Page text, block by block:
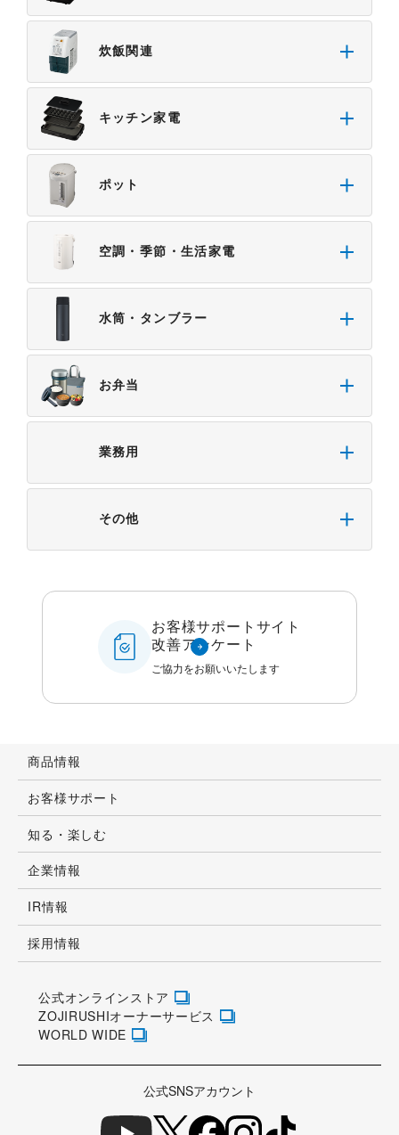
・本サイトをご利用になったこと、またはご利用に
なれなかったことにより生じる一切の損害。
・予告なしにサーバーの停止、本サービスの変更ま
たは提供の中止・中断を行うこと。また、それによ
って生じる一切の損害。
炊飯関連
キッチン家電
ポット
空調・季節・生活家電
水筒・タンブラー
お弁当
業務用
その他
お客様サポートサイト
改善アンケート
ご協力をお願いいたします
商品情報
お客様サポート
知る・楽しむ
企業情報
IR情報
採用情報
公式オンラインストア
ZOJIRUSHIオーナーサービス
WORLD WIDE
公式SNSアカウント